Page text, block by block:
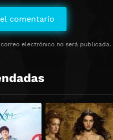
electrónico no será publicada.